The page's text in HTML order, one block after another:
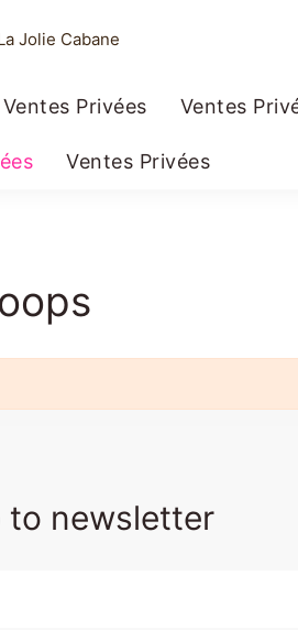
Ventes Privées Ventes
Ventes Privées
to newsletter